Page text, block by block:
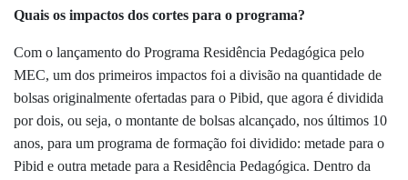
Quais os impactos dos cortes para o programa?
Com o lançamento do Programa Residência Pedagógica pelo
MEC, um dos primeiros impactos foi a divisão na quantidade de
bolsas originalmente ofertadas para o Pibid, que agora é dividida
por dois, ou seja, o montante de bolsas alcançado, nos últimos 10
anos, para um programa de formação foi dividido: metade para o
Pibid e outra metade para a Residência Pedagógica. Dentro da